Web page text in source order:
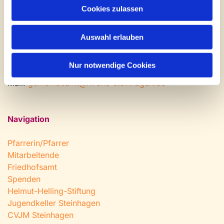
Cookies zulassen
Auswahl erlauben
Nur notwendige Cookies
Montag: geschlossen
Dienstag bis Freitag: 9 - 12 Uhr
Nachmittags nach Vereinbarung
Fax: 0 52 04 / 25 65
Mail:gemeindeamt@kirche-steinhagen.de
Navigation
Pfarrerin/Pfarrer
Mitarbeitende
Friedhofsamt
Spenden
Helmut-Helling-Stiftung
Jugendkeller Steinhagen
CVJM Steinhagen